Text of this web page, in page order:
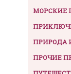
МОРСКИЕ
ПРИРОДА
ПРОЧИЕ